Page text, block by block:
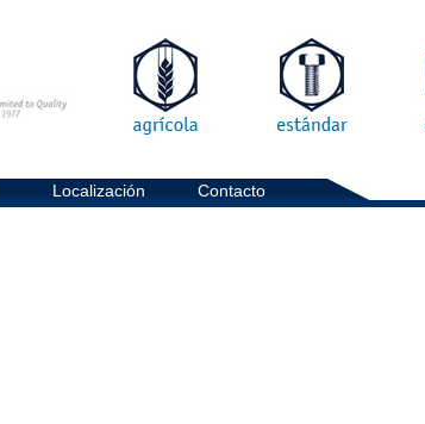
Localización Contacto